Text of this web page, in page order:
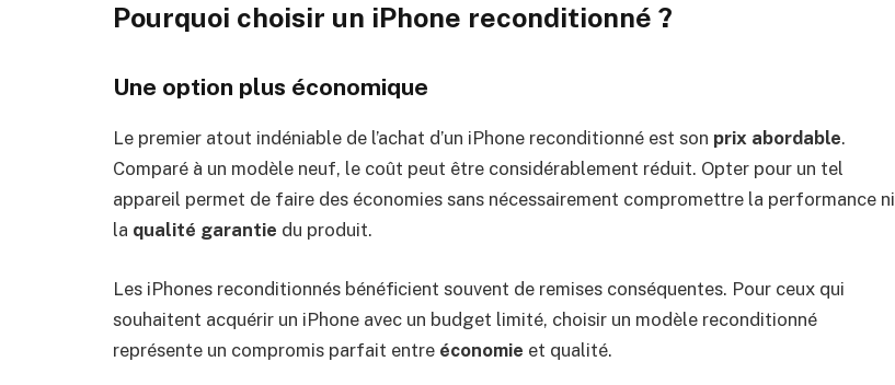
Pourquoi choisir un iPhone reconditionné ?
Une option plus économique
Le premier atout indéniable de l’achat d’un iPhone reconditionné est son prix abordable.
Comparé à un modèle neuf, le coût peut être considérablement réduit. Opter pour un tel
appareil permet de faire des économies sans nécessairement compromettre la performance ni
la qualité garantie du produit.
Les iPhones reconditionnés bénéficient souvent de remises conséquentes. Pour ceux qui
souhaitent acquérir un iPhone avec un budget limité, choisir un modèle reconditionné
représente un compromis parfait entre économie et qualité.